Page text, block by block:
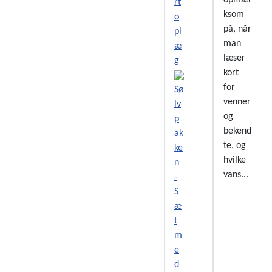
Sø
lv
p
ak
ke
n
-
S
æ
t
m
e
d
ksom
på, når
man
læser
kort
for
venner
og
bekend
te, og
hvilke
vans...